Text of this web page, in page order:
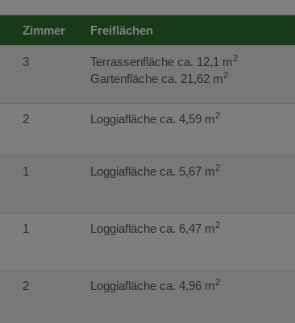
Zimmer Freiflächen
3 Terrassenfläche ca. 12,1 m2
Gartenfläche ca. 21,62 m2
2 Loggiafläche ca. 4,59 m2
1 Loggiafläche ca. 5,67 m2
1 Loggiafläche ca. 6,47 m2
2 Loggiafläche ca. 4,96 m2